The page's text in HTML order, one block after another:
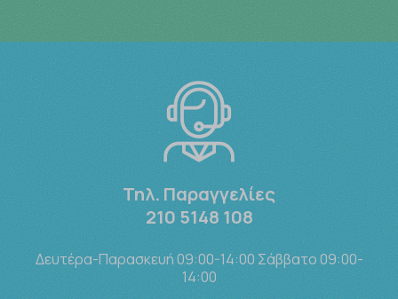
Τηλ. Παραγγελίες
210 5148 108
Δευτέρα-Παρασκευή 09:00-14:00 Σάββατο 09:00-
14:00